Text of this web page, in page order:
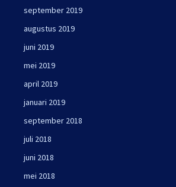
september 2019
augustus 2019
juni 2019
mei 2019
april 2019
januari 2019
september 2018
juli 2018
juni 2018
mei 2018